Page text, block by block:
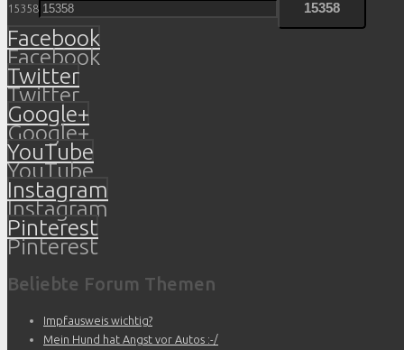
15358
Facebook
Facebook
Twitter
Twitter
Google+
Google+
YouTube
YouTube
Instagram
Instagram
Pinterest
Pinterest
Beliebte Forum Themen
Impfausweis wichtig?
Mein Hund hat Angst vor Autos :-/